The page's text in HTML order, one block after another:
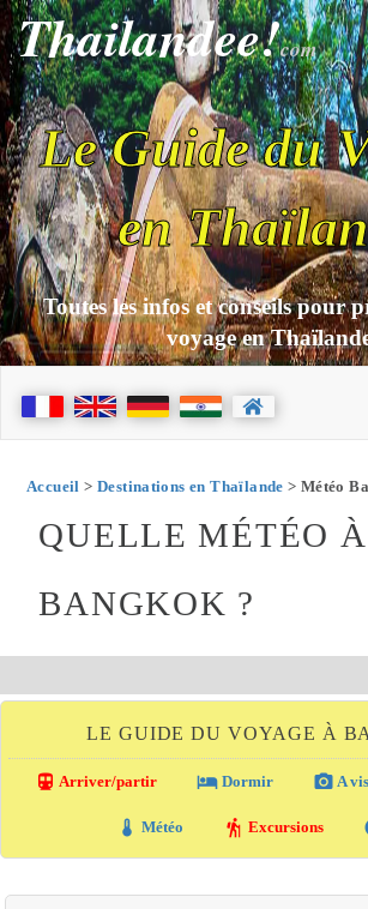
Thailandee!com
Le Guide du
en
Toutes les infos et conseils pour
voyage en
Accueil > Destinations en Thaïlande > Météo
QUELLE MÉTÉO À
BANGKOK ?
LE GUIDE DU VOYAGE À
directions_transit Arriver/partir local_hotel Dormir photo_camera A
thermostat Météo hiking Excursions